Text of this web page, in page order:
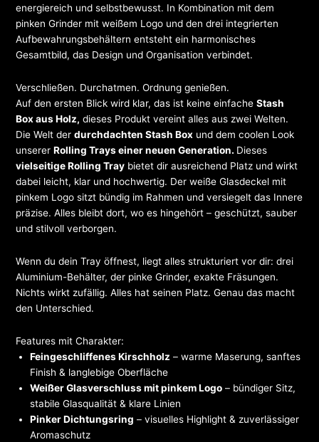
energiereich und selbstbewusst. In Kombination mit dem
pinken Grinder mit weißem Logo und den drei integrierten
Aufbewahrungsbehältern entsteht ein harmonisches
Gesamtbild, das Design und Organisation verbindet.
Verschließen. Durchatmen. Ordnung genießen.
Auf den ersten Blick wird klar, das ist keine einfacheStash
Box aus Holz, dieses Produkt vereint alles aus zwei Welten.
Die Welt derdurchdachten Stash Box und dem coolen Look
unsererRolling Trays einer neuen Generation. Dieses
vielseitige Rolling Tray bietet dir ausreichend Platz und wirkt
dabei leicht, klar und hochwertig. Der weiße Glasdeckel mit
pinkem Logo sitzt bündig im Rahmen und versiegelt das Innere
präzise. Alles bleibt dort, wo es hingehört – geschützt, sauber
und stilvoll verborgen.
Wenn du dein Tray öffnest, liegt alles strukturiert vor dir: drei
Aluminium-Behälter, der pinke Grinder, exakte Fräsungen.
Nichts wirkt zufällig. Alles hat seinen Platz. Genau das macht
den Unterschied.
Features mit Charakter:
Feingeschliffenes Kirschholz – warme Maserung, sanftes
Finish & langlebige Oberfläche
Weißer Glasverschluss mit pinkem Logo – bündiger Sitz,
stabile Glasqualität & klare Linien
Pinker Dichtungsring – visuelles Highlight & zuverlässiger
Aromaschutz